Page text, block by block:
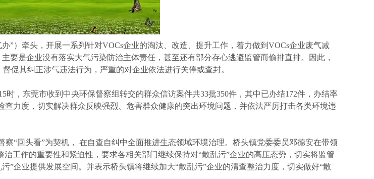
牵头，开展一系列针对VOCs企业的淘汰、改造、提升工作，着力做到VOCs企业废气减
要是企业没有落实大气污染防治主体责任，甚至还有部分存心逃避监管而偷排直排。因此，
促其纠正涉气违法行为，严重的对企业依法进行关停或查封。
东莞市收到中央环保督察组转交的群众信访案件共33批350件，其中已办结172件，办结率
力度，切实解决群众反映强烈、危害群众健康的突出环境问题，并依法严厉打击各类环境违
回头看”为契机， 在自查自纠中全面推进生态领域环境治理。桥头镇党委委员邓德安在带领
工作的重要性和紧迫性，要求各相关部门继续保持对“散乱污”企业的高压态势，切实将监管
”企业提供发展空间。并表示桥头镇将继续加大“散乱污”企业的清查整治力度，切实做好“散